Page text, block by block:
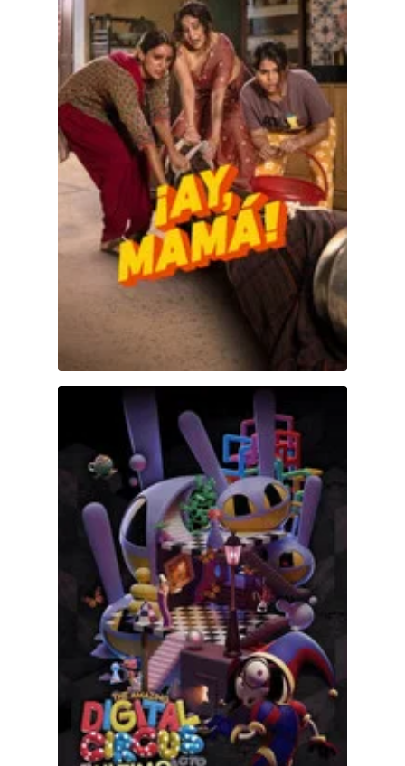
The Amazing Digital Circus: El Último Acto